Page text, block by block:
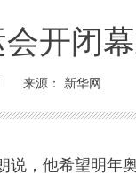
开闭
来源： 新华网
，他希望明年